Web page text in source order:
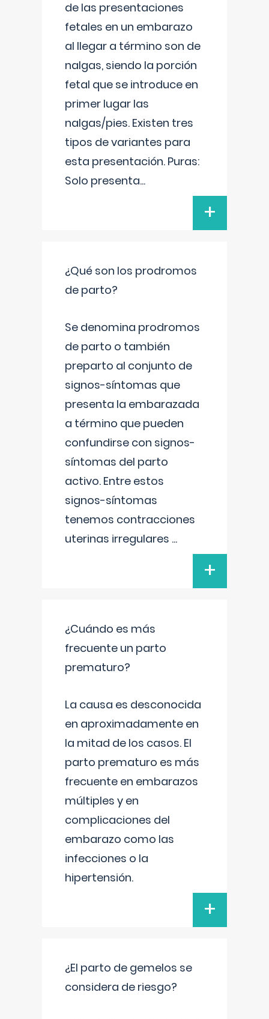
de las presentaciones
fetales en un embarazo
al llegar a término son de
nalgas, siendo la porción
fetal que se introduce en
primer lugar las
nalgas/pies. Existen tres
tipos de variantes para
esta presentación. Puras:
Solo presenta...
+
¿Qué son los prodromos
de parto?
Se denomina prodromos
de parto o también
preparto al conjunto de
signos-síntomas que
presenta la embarazada
a término que pueden
confundirse con signos-
síntomas del parto
activo. Entre estos
signos-síntomas
tenemos contracciones
uterinas irregulares ...
+
¿Cuándo es más
frecuente un parto
prematuro?
La causa es desconocida
en aproximadamente en
la mitad de los casos. El
parto prematuro es más
frecuente en embarazos
múltiples y en
complicaciones del
embarazo como las
infecciones o la
hipertensión.
+
¿El parto de gemelos se
considera de riesgo?